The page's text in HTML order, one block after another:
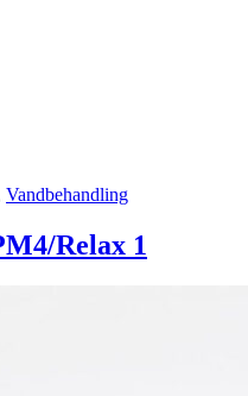
Vandbehandling
Relax 1